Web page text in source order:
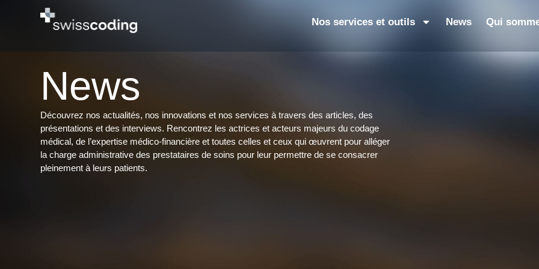
Nos services et outils News Qui
News
Découvrez nos actualités, nos innovations et nos services à travers des articles, des
présentations et des interviews. Rencontrez les actrices et acteurs majeurs du codage
médical, de l’expertise médico-financière et toutes celles et ceux qui œuvrent pour alléger
la charge administrative des prestataires de soins pour leur permettre de se consacrer
pleinement à leurs patients.